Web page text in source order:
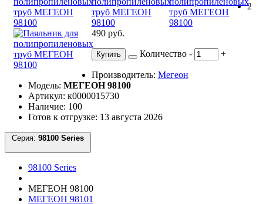
2
490 руб.
Купить Количество - +
Производитель: Мегеон
Модель: МЕГЕОН 98100
Артикул: к0000015730
Наличие: 100
Готов к отгрузке: 13 августа 2026
Серия:
98100 Series
МЕГЕОН 98100
МЕГЕОН 98101